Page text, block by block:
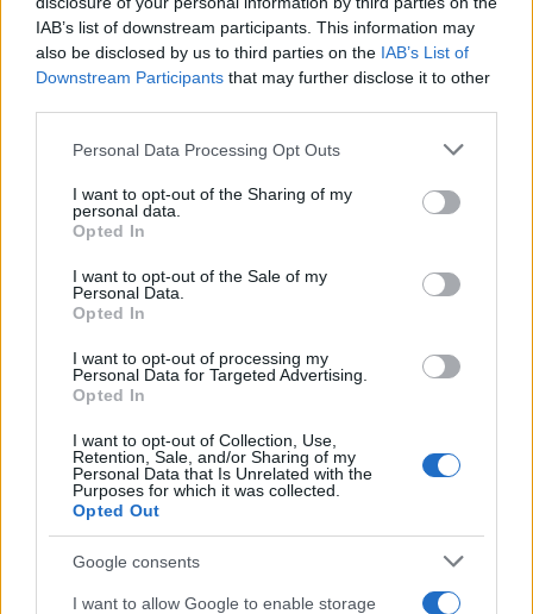
IAB’s list of downstream participants. This information may
also be disclosed by us to third parties on the IAB’s List of
Downstream Participants that may further disclose it to other
Please note that this website/app uses one or more Google
not limited to your visit or usage behaviour. You may click to
grant or deny consent to Google and its third-party tags to
use your data for below specified purposes in below Google
consent section.
Personal Data Processing Opt Outs
I want to opt-out of the Sharing of my
personal data.
Opted In
I want to opt-out of the Sale of my
Personal Data.
Opted In
I want to opt-out of processing my
Personal Data for Targeted Advertising.
Opted In
I want to opt-out of Collection, Use,
Retention, Sale, and/or Sharing of my
Personal Data that Is Unrelated with the
Purposes for which it was collected.
Opted Out
Google consents
I want to allow Google to enable storage
14:2814.05.26
Παραιτήθηκε η πρωθυπουργός της Λετονίας
Εβίκα Σιλίνια - «Οι κυβερνητικοί συνασπισμοί
αλλάζουν, αλλά η χώρα παραμένει»